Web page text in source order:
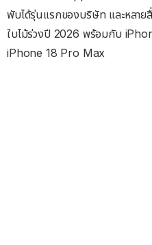
พับได้รุ่นแรกของบริษัท และหลาย
ใบไม้ร่วงปี 2026 พร้อมกับ
iPhone 18 Pro Max